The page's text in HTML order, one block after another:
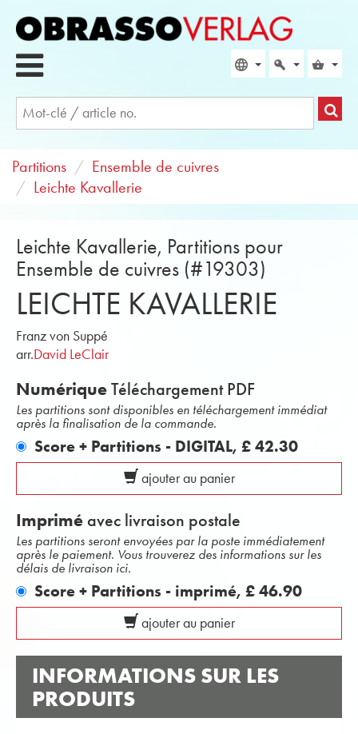
Partitions
Ensemble de cuivres
Leichte Kavallerie
Leichte Kavallerie, Partitions pour
Ensemble de cuivres (#19303)
LEICHTE KAVALLERIE
Franz von Suppé
arr.David LeClair
NumériqueTéléchargement PDF
Les partitions sont disponibles en téléchargement immédiat
après la finalisation de la commande.
Score + Partitions - DIGITAL, £ 42.30
ajouter au panier
Imprimé avec livraison postale
Les partitions seront envoyées par la poste immédiatement
après le paiement. Vous trouverez des informations sur les
délais de livraison ici.
Score + Partitions - imprimé, £ 46.90
ajouter au panier
INFORMATIONS SUR LES
PRODUITS